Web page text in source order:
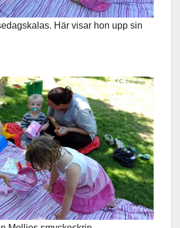
Här visar hon upp sin